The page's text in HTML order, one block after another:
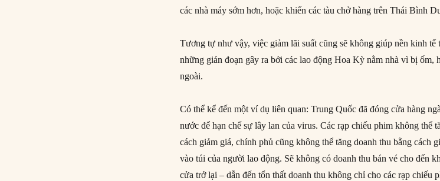
các nhà máy sớm hơn, hoặc khiến các tàu chở hàng trên Thái Bình
Tương tự như vậy, việc giảm lãi suất cũng sẽ không giúp nền kinh tế
những gián đoạn gây ra bởi các lao động Hoa Kỳ nằm nhà vì bị ốm,
ngoài.
Có thể kể đến một ví dụ liên quan: Trung Quốc đã đóng cửa hàng
nước để hạn chế sự lây lan của virus. Các rạp chiếu phim không thể
cách giảm giá, chính phủ cũng không thể tăng doanh thu bằng cách
vào túi của người lao động. Sẽ không có doanh thu bán vé cho đến
cửa trở lại – dẫn đến tổn thất doanh thu không chỉ cho các rạp chiếu